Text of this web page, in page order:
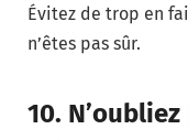
Évitez de trop en
n’êtes pas sûr.
10.